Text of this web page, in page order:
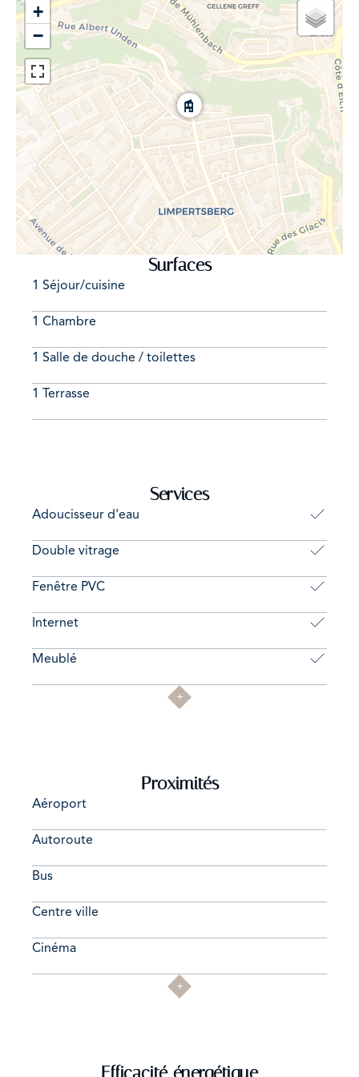
- Loyer mensuel de la chambre : 1000€
- Garantie locative : 1400€
- Commission d'agence à partager avec le propriétaire
- Profil : 1 personne seule
Le quartier prisé du Limpertsberg, offre à ses habitants
une qualité de vie supérieure à tout autre quartier de la
commune de Luxembourg, garantissant la proximité
des commodités​, du Kirchberg, les transports en
commun (Tram et bus)​, mais également la convivialité
d'un quartier résidentiel, en restant très proche de la
nature avec notamment la forêt du Bambësch ​à
d'informations ou planifier une visite éventuelle, merci
ou d'écrire à ab@amalux.lu
+
−
Surfaces
1 Séjour/cuisine
1 Chambre
1 Salle de douche / toilettes
1 Terrasse
Services
Adoucisseur d'eau
Double vitrage
Fenêtre PVC
Internet
Meublé
Proximités
Aéroport
Autoroute
Bus
Centre ville
Cinéma